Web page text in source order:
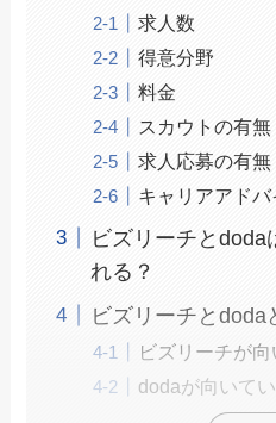
求人数
得意分野
料金
スカウトの有無
求人応募の有無
キャリアアド
ビズリーチと
れる？
ビズリーチとdoda
ビズリーチが向
dodaが向いて